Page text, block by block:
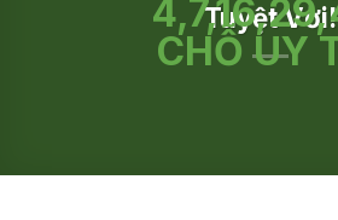
Tuyệt Vời!